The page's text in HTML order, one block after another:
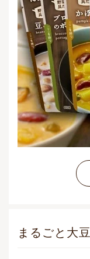
まるごと大